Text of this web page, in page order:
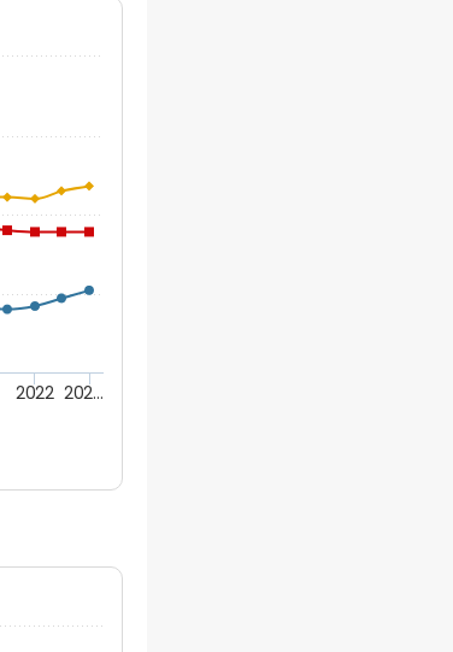
2022 202…